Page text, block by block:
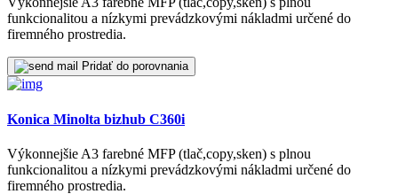
funkcionalitou a nízkymi prevádzkovými nákladmi určené do
firemného prostredia.
Pridať do porovnania
Konica Minolta bizhub C360i
Výkonnejšie A3 farebné MFP (tlač,copy,sken) s plnou
funkcionalitou a nízkymi prevádzkovými nákladmi určené do
firemného prostredia.